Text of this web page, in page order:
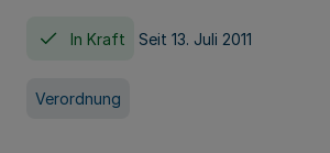
In Kraft Seit 13. Juli 2011
Verordnung